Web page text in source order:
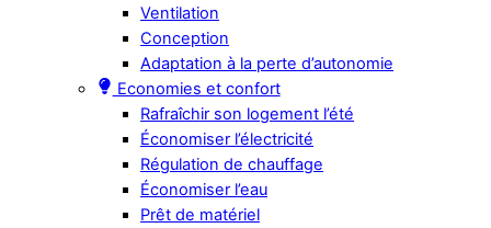
Ventilation
Conception
Adaptation à la perte d’autonomie
Economies et confort
Rafraîchir son logement l’été
Économiser l’électricité
Régulation de chauffage
Économiser l’eau
Prêt de matériel